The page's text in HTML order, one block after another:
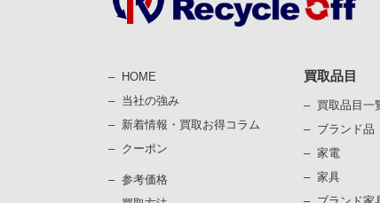
HOME
当社の強み
新着情報・買取お得コラム
クーポン
参考価格
買取品目
買取品目一
ブランド品
家電
家具